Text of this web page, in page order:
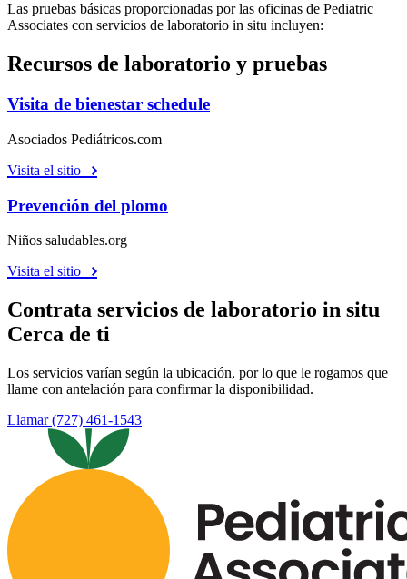
Las pruebas básicas proporcionadas por las oficinas de Pediatric
Associates con servicios de laboratorio in situ incluyen:
Recursos de laboratorio y pruebas
Visita de bienestar schedule
Asociados Pediátricos.com
Visita el sitio
Prevención del plomo
Niños saludables.org
Visita el sitio
Contrata servicios de laboratorio in situ
Cerca de ti
Los servicios varían según la ubicación, por lo que le rogamos que
llame con antelación para confirmar la disponibilidad.
Llamar (727) 461-1543